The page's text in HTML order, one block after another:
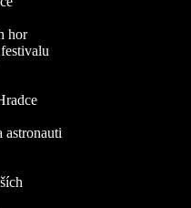
hor